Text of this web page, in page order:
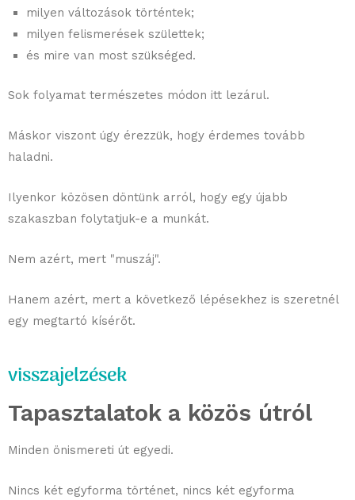
milyen változások történtek;
milyen felismerések születtek;
és mire van most szükséged.
Sok folyamat természetes módon itt lezárul.
Máskor viszont úgy érezzük, hogy érdemes tovább
haladni.
Ilyenkor közösen döntünk arról, hogy egy újabb
szakaszban folytatjuk-e a munkát.
Nem azért, mert "muszáj".
Hanem azért, mert a következő lépésekhez is szeretnél
egy megtartó kísérőt.
visszajelzések
Tapasztalatok a közös útról
Minden önismereti út egyedi.
Nincs két egyforma történet, nincs két egyforma